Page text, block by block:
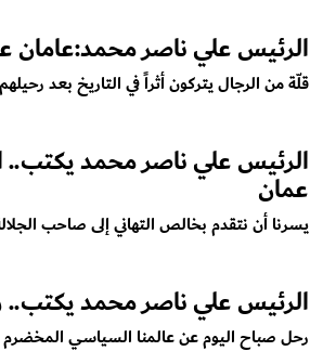
الرئيس علي ناصر محمد:عامان
قلّة من الرجال يتركون أثراً في التاريخ بعد
عمان
يسرنا أن نتقدم بخالص التهاني إلى صاحب
الرئيس علي ناصر محمد يكتب..
رحل صباح اليوم عن عالمنا السياسي المخضرم